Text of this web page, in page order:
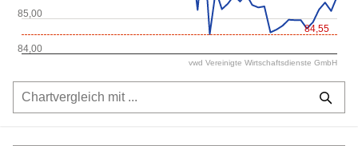
84,55
84,00
85,00
vwd Vereinigte Wirtschaftsdienste GmbH